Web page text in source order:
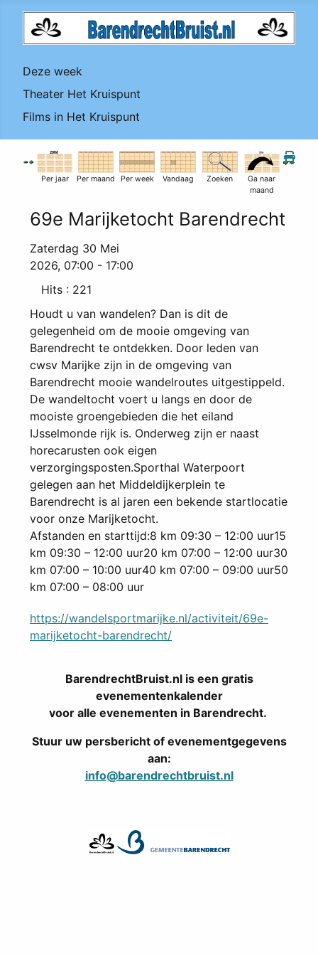
Deze week
Theater Het Kruispunt
Films in Het Kruispunt
Per jaar Per maand Per week Vandaag Zoeken
Ga naar
maand
69e Marijketocht Barendrecht
Zaterdag 30 Mei
2026, 07:00 - 17:00
Hits : 221
Houdt u van wandelen? Dan is dit de
gelegenheid om de mooie omgeving van
Barendrecht te ontdekken. Door leden van
cwsv Marijke zijn in de omgeving van
Barendrecht mooie wandelroutes uitgestippeld.
De wandeltocht voert u langs en door de
mooiste groengebieden die het eiland
IJsselmonde rijk is. Onderweg zijn er naast
horecarusten ook eigen
verzorgingsposten.Sporthal Waterpoort
gelegen aan het Middeldijkerplein te
Barendrecht is al jaren een bekende startlocatie
voor onze Marijketocht.
Afstanden en starttijd:8 km 09:30 – 12:00 uur15
km 09:30 – 12:00 uur20 km 07:00 – 12:00 uur30
km 07:00 – 10:00 uur40 km 07:00 – 09:00 uur50
km 07:00 – 08:00 uur
https://wandelsportmarijke.nl/activiteit/69e-
marijketocht-barendrecht/
BarendrechtBruist.nl is een gratis
evenementenkalender
voor alle evenementen in Barendrecht.
Stuur uw persbericht of evenementgegevens
aan:
info@barendrechtbruist.nl